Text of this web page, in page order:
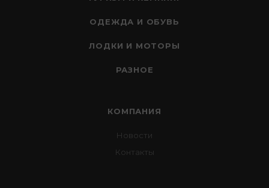
ОДЕЖДА И ОБУВЬ
ЛОДКИ И МОТОРЫ
РАЗНОЕ
КОМПАНИЯ
Новости
Контакты